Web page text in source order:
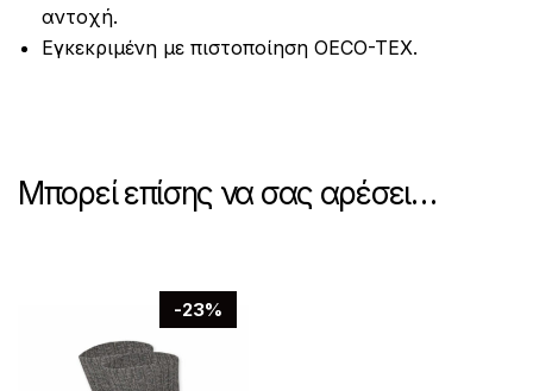
αντοχή.
Εγκεκριμένη με πιστοποίηση OECO-TEX.
Μπορεί επίσης να σας αρέσει…
-23%